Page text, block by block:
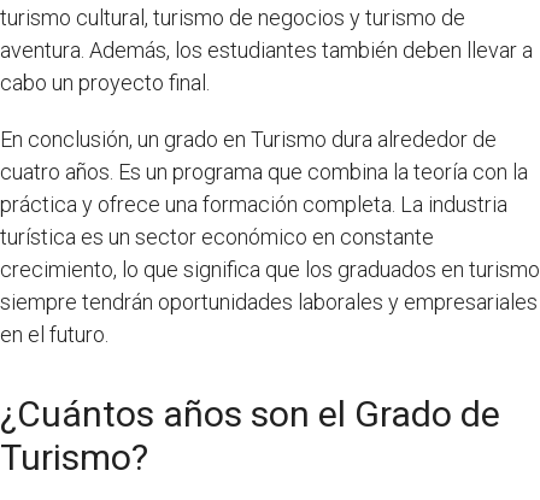
turismo cultural, turismo de negocios y turismo de
aventura. Además, los estudiantes también deben llevar a
cabo un proyecto final.
En conclusión, un grado en Turismo dura alrededor de
cuatro años. Es un programa que combina la teoría con la
práctica y ofrece una formación completa. La industria
turística es un sector económico en constante
crecimiento, lo que significa que los graduados en turismo
siempre tendrán oportunidades laborales y empresariales
en el futuro.
¿Cuántos años son el Grado de
Turismo?